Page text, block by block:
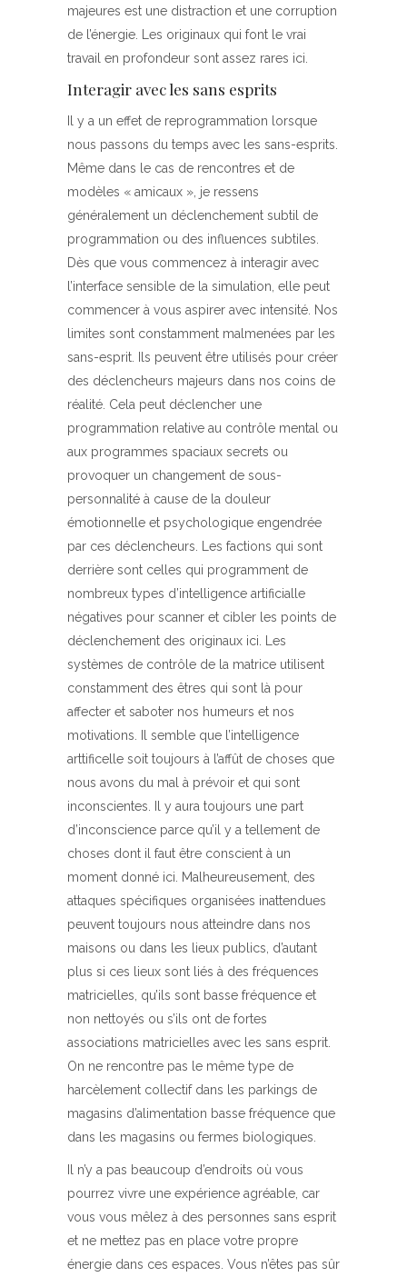
majeures est une distraction et une corruption
de l’énergie. Les originaux qui font le vrai
travail en profondeur sont assez rares ici.
Interagir avec les sans esprits
Il y a un effet de reprogrammation lorsque
nous passons du temps avec les sans-esprits.
Même dans le cas de rencontres et de
modèles « amicaux », je ressens
généralement un déclenchement subtil de
programmation ou des influences subtiles.
Dès que vous commencez à interagir avec
l’interface sensible de la simulation, elle peut
commencer à vous aspirer avec intensité. Nos
limites sont constamment malmenées par les
sans-esprit. Ils peuvent être utilisés pour créer
des déclencheurs majeurs dans nos coins de
réalité. Cela peut déclencher une
programmation relative au contrôle mental ou
aux programmes spaciaux secrets ou
provoquer un changement de sous-
personnalité à cause de la douleur
émotionnelle et psychologique engendrée
par ces déclencheurs. Les factions qui sont
derrière sont celles qui programment de
nombreux types d’intelligence artificialle
négatives pour scanner et cibler les points de
déclenchement des originaux ici. Les
systèmes de contrôle de la matrice utilisent
constamment des êtres qui sont là pour
affecter et saboter nos humeurs et nos
motivations. Il semble que l’intelligence
arttificelle soit toujours à l’affût de choses que
nous avons du mal à prévoir et qui sont
inconscientes. Il y aura toujours une part
d’inconscience parce qu’il y a tellement de
choses dont il faut être conscient à un
moment donné ici. Malheureusement, des
attaques spécifiques organisées inattendues
peuvent toujours nous atteindre dans nos
maisons ou dans les lieux publics, d’autant
plus si ces lieux sont liés à des fréquences
matricielles, qu’ils sont basse fréquence et
non nettoyés ou s’ils ont de fortes
associations matricielles avec les sans esprit.
On ne rencontre pas le même type de
harcèlement collectif dans les parkings de
magasins d’alimentation basse fréquence que
dans les magasins ou fermes biologiques.
Il n’y a pas beaucoup d’endroits où vous
pourrez vivre une expérience agréable, car
vous vous mêlez à des personnes sans esprit
et ne mettez pas en place votre propre
énergie dans ces espaces. Vous n’êtes pas sûr